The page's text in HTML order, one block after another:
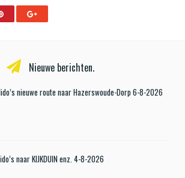
Nieuwe berichten.
nieuwe route naar Hazerswoude-Dorp 6-8-2026
naar KIJKDUIN enz. 4-8-2026